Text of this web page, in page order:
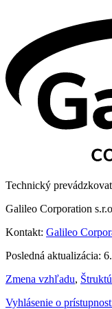
Technický
Galileo Corporation
Kontakt: Galileo
Posledná aktualizácia:
Zmena vzhľadu,
Vyhlásenie o